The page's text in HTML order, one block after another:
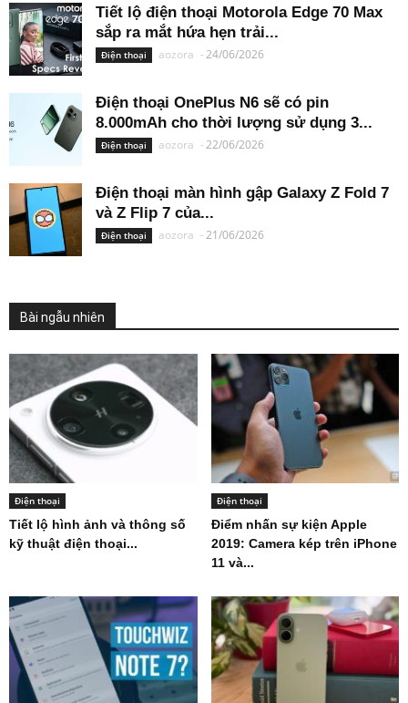
Tiết lộ điện thoại Motorola Edge 70 Max
sắp ra mắt hứa hẹn trải...
Điện thoại aozora -24/06/2026
Điện thoại OnePlus N6 sẽ có pin
8.000mAh cho thời lượng sử dụng 3...
Điện thoại aozora -22/06/2026
Điện thoại màn hình gập Galaxy Z Fold 7
và Z Flip 7 của...
Điện thoại aozora -21/06/2026
Bài ngẫu nhiên
Điện thoại
Tiết lộ hình ảnh và thông số
kỹ thuật điện thoại...
Điện thoại
Điểm nhấn sự kiện Apple
2019: Camera kép trên iPhone
11 và...